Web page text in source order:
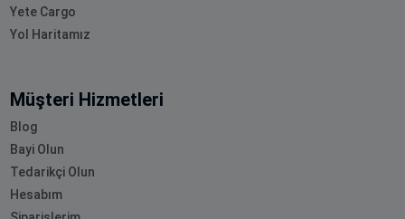
Yete Cargo
Yol Haritamız
Müşteri Hizmetleri
Blog
Bayi Olun
Tedarikçi Olun
Hesabım